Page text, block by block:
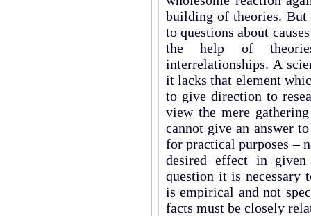
building of theories. But
to questions about
the help of
interrelationships. A
it lacks that element
to give direction to
view the mere
cannot give an answer
for practical purposes –
desired effect in given
question it is necessary
is empirical and not
facts must be closely